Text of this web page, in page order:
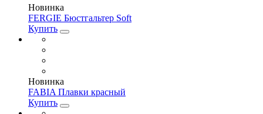
Новинка
FERGIE Бюстгальтер Soft
Купить
Новинка
FABIA Плавки красный
Купить